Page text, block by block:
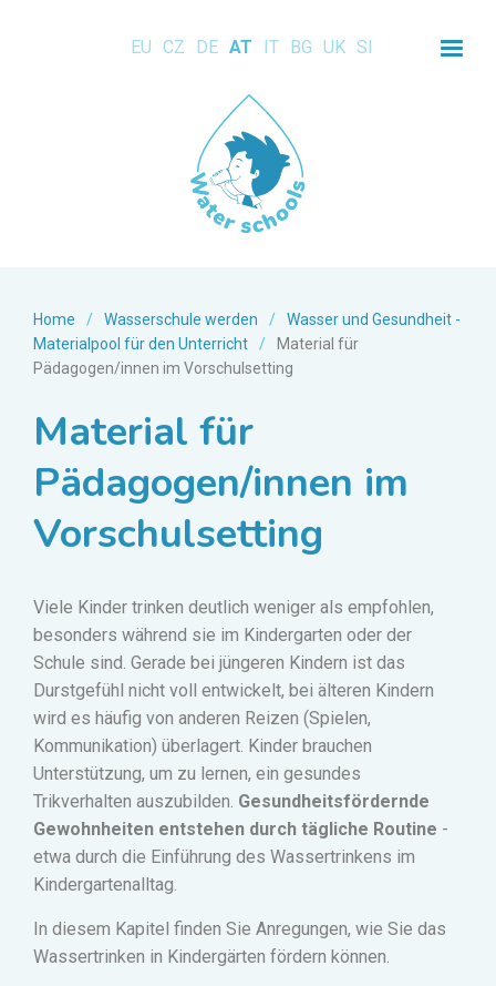
EU CZ DE AT IT BG UK SI
Home / Wasserschule werden /
Wasser und Gesundheit -
Materialpool für den Unterricht
/
Material für
Pädagogen/innen im Vorschulsetting
Material für
Pädagogen/innen im
Vorschulsetting
Viele Kinder trinken deutlich weniger als empfohlen,
besonders während sie im Kindergarten oder der
Schule sind. Gerade bei jüngeren Kindern ist das
Durstgefühl nicht voll entwickelt, bei älteren Kindern
wird es häufig von anderen Reizen (Spielen,
Kommunikation) überlagert. Kinder brauchen
Unterstützung, um zu lernen, ein gesundes
Trikverhalten auszubilden. Gesundheitsfördernde
Gewohnheiten entstehen durch tägliche Routine -
etwa durch die Einführung des Wassertrinkens im
Kindergartenalltag.
In diesem Kapitel finden Sie Anregungen, wie Sie das
Wassertrinken in Kindergärten fördern können.